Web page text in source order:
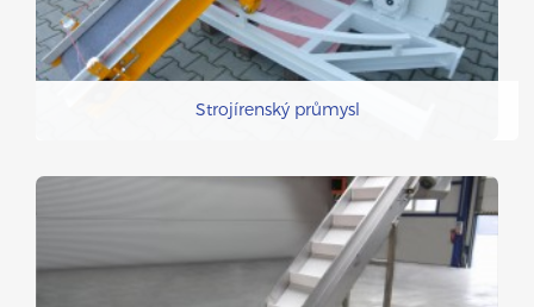
Strojírenský průmysl